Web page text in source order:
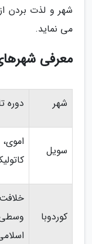
شهر و لذت بردن
می نماید.
معرفی
شهر دوره
سویل
کوردوبا